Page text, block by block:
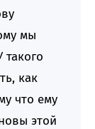
мы
как
что ему
этой